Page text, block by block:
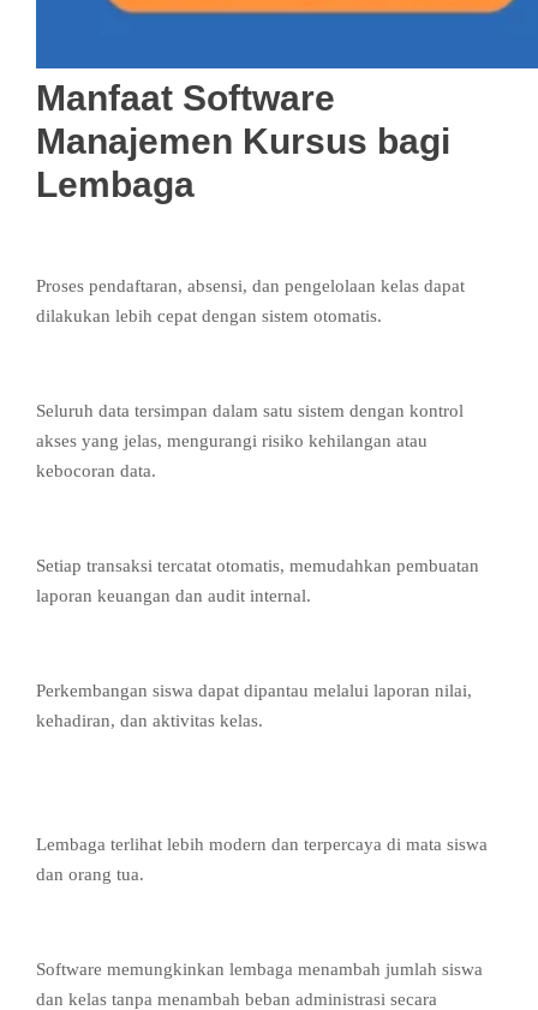
Manfaat Software
Manajemen Kursus bagi
Lembaga
Proses pendaftaran, absensi, dan pengelolaan kelas dapat
dilakukan lebih cepat dengan sistem otomatis.
Seluruh data tersimpan dalam satu sistem dengan kontrol
akses yang jelas, mengurangi risiko kehilangan atau
kebocoran data.
Setiap transaksi tercatat otomatis, memudahkan pembuatan
laporan keuangan dan audit internal.
Perkembangan siswa dapat dipantau melalui laporan nilai,
kehadiran, dan aktivitas kelas.
Lembaga terlihat lebih modern dan terpercaya di mata siswa
dan orang tua.
Software memungkinkan lembaga menambah jumlah siswa
dan kelas tanpa menambah beban administrasi secara